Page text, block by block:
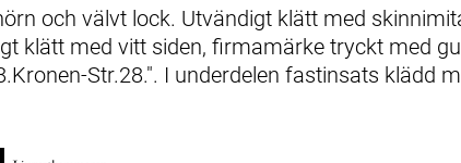
och välvt lock. Utvändigt klätt med
klätt med vitt siden, firmamärke tryckt med
Str.28.". I underdelen fastinsats klädd